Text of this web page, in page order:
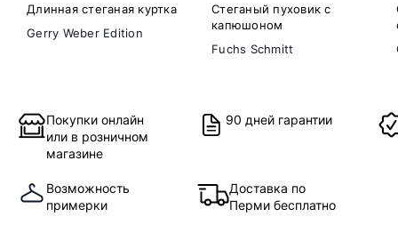
Длинная стеганая куртка
Gerry Weber Edition
Стеганый пуховик с
капюшоном
Fuchs Schmitt
Покупки онлайн
или в розничном
магазине
90 дней гарантии
Возможность
примерки
Доставка по
Перми бесплатно